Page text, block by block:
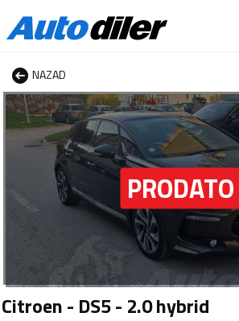
NAZAD
Citroen - DS5 - 2.0 hybrid